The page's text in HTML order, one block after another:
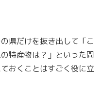
県だけを抜き出して「こ
特産物は？」といった問
おくことはすごく役に立